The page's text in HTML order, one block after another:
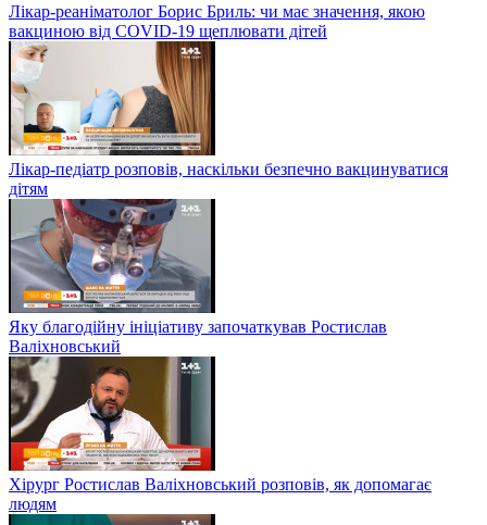
Лікар-реаніматолог Борис Бриль: чи має значення, якою
вакциною від COVID-19 щеплювати дітей
Лікар-педіатр розповів, наскільки безпечно вакцинуватися
дітям
Яку благодійну ініціативу започаткував Ростислав
Валіхновський
Хірург Ростислав Валіхновський розповів, як допомагає
людям